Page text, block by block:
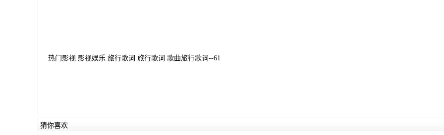
热门影视 影视娱乐 旅行歌词 旅行歌词 歌曲旅行歌词--61
猜你喜欢